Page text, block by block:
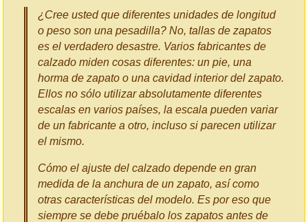
¿Cree usted que diferentes unidades de longitud
o peso son una pesadilla? No, tallas de zapatos
es el verdadero desastre. Varios fabricantes de
calzado miden cosas diferentes: un pie, una
horma de zapato o una cavidad interior del zapato.
Ellos no sólo utilizar absolutamente diferentes
escalas en varios países, la escala pueden variar
de un fabricante a otro, incluso si parecen utilizar
el mismo.
Cómo el ajuste del calzado depende en gran
medida de la anchura de un zapato, así como
otras características del modelo. Es por eso que
siempre se debe pruébalo los zapatos antes de